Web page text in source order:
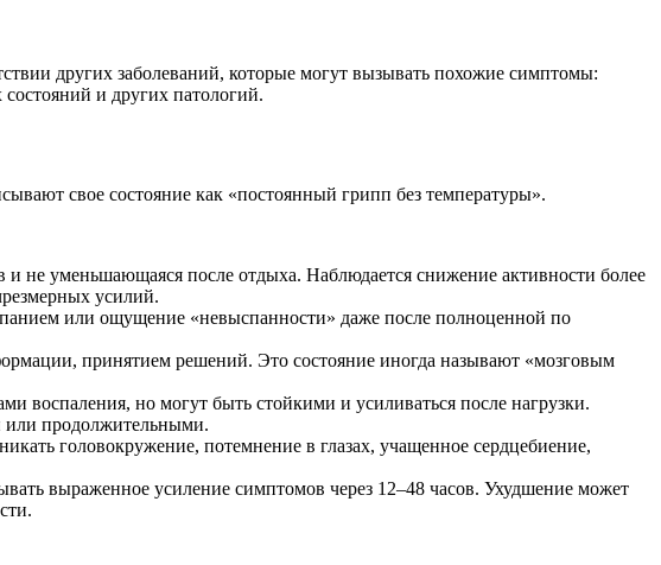
других заболеваний, которые могут вызывать похожие симптомы:
и других патологий.
свое состояние как «постоянный грипп без температуры».
не уменьшающаяся после отдыха. Наблюдается снижение активности более
усилий.
или ощущение «невыспанности» даже после полноценной по
принятием решений. Это состояние иногда называют «мозговым
но могут быть стойкими и усиливаться после нагрузки.
или продолжительными.
головокружение, потемнение в глазах, учащенное сердцебиение,
выраженное усиление симптомов через 12–48 часов. Ухудшение может